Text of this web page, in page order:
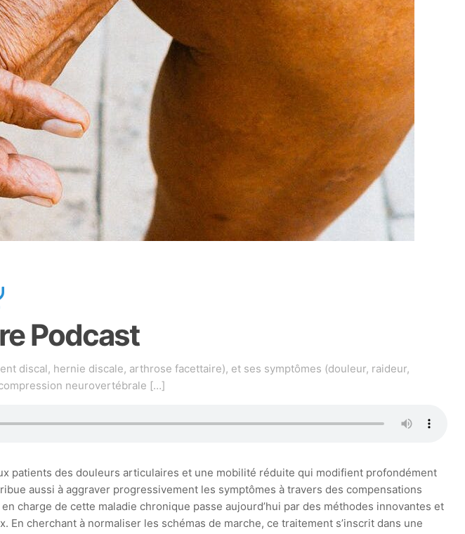
Podcast
discal, hernie discale, arthrose facettaire), et ses symptômes (douleur, raideur,
neurovertébrale […]
patients des douleurs articulaires et une mobilité réduite qui modifient profondément
aussi à aggraver progressivement les symptômes à travers des compensations
charge de cette maladie chronique passe aujourd’hui par des méthodes innovantes et
cherchant à normaliser les schémas de marche, ce traitement s’inscrit dans une